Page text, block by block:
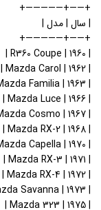
+——+—————+
| سال | مدل |
+——+—————+
| 1960 | R360 Coupe |
| 1962 | Mazda Carol |
| 1963 | Mazda Familia |
| 1966 | Mazda Luce |
| 1967 | Mazda Cosmo |
| 1968 | Mazda RX-2 |
| 1970 | Mazda Capella |
| 1971 | Mazda RX-3 |
| 1972 | Mazda RX-4 |
| 1973 | Mazda Savanna |
| 1975 | Mazda 323 |